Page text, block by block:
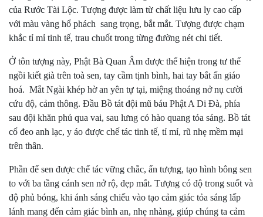
của Rước Tài Lộc. Tượng được làm từ chất liệu lưu ly cao cấp
với màu vàng hổ phách sang trọng, bắt mắt. Tượng được chạm
khắc tỉ mỉ tinh tế, trau chuốt trong từng đường nét chi tiết.
Ở tôn tượng này, Phật Bà Quan Âm được thể hiện trong tư thế
ngồi kiết già trên toà sen, tay cầm tịnh bình, hai tay bắt ấn giáo
hoá. Mắt Ngài khép hờ an yên tự tại, miệng thoáng nở nụ cười
cứu độ, cảm thông. Đầu Bồ tát đội mũ báu Phật A Di Đà, phía
sau đội khăn phủ qua vai, sau lưng có hào quang tỏa sáng. Bồ tát
cổ đeo anh lạc, y áo được chế tác tinh tế, tỉ mỉ, rũ nhẹ mềm mại
trên thân.
Phần đế sen được chế tác vững chắc, ấn tượng, tạo hình bông sen
to với ba tầng cánh sen nở rộ, đẹp mắt. Tượng có độ trong suốt và
độ phủ bóng, khi ánh sáng chiếu vào tạo cảm giác tỏa sáng lấp
lánh mang đến cảm giác bình an, nhẹ nhàng, giúp chúng ta cảm